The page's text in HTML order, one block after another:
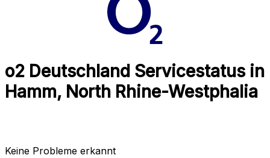
o2 Deutschland Servicestatus in
Hamm, North Rhine-Westphalia
Keine Probleme erkannt